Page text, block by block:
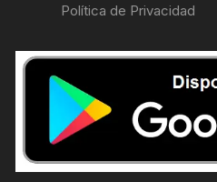
Política de Privacidad